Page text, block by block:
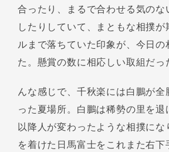
合ったり、まるで合わせる気のな
したりしていて、まともな相撲
ルまで落ちていた印象が、今日の
た。懸賞の数に相応しい取組だっ
んな感じで、千秋楽には白鵬が
った夏場所。白鵬は稀勢の里を退
以降人が変わったような相撲に
を着けた日馬富士をこれまた右